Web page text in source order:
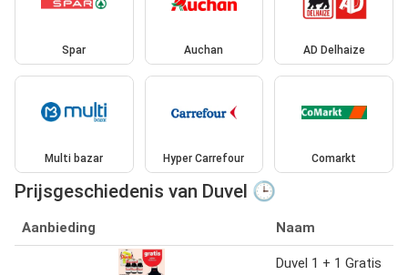
Spar Auchan AD Delhaize
Multi bazar Hyper Carrefour Comarkt
Prijsgeschiedenis van Duvel 🕒
Aanbieding Naam
Duvel 1 + 1 Gratis